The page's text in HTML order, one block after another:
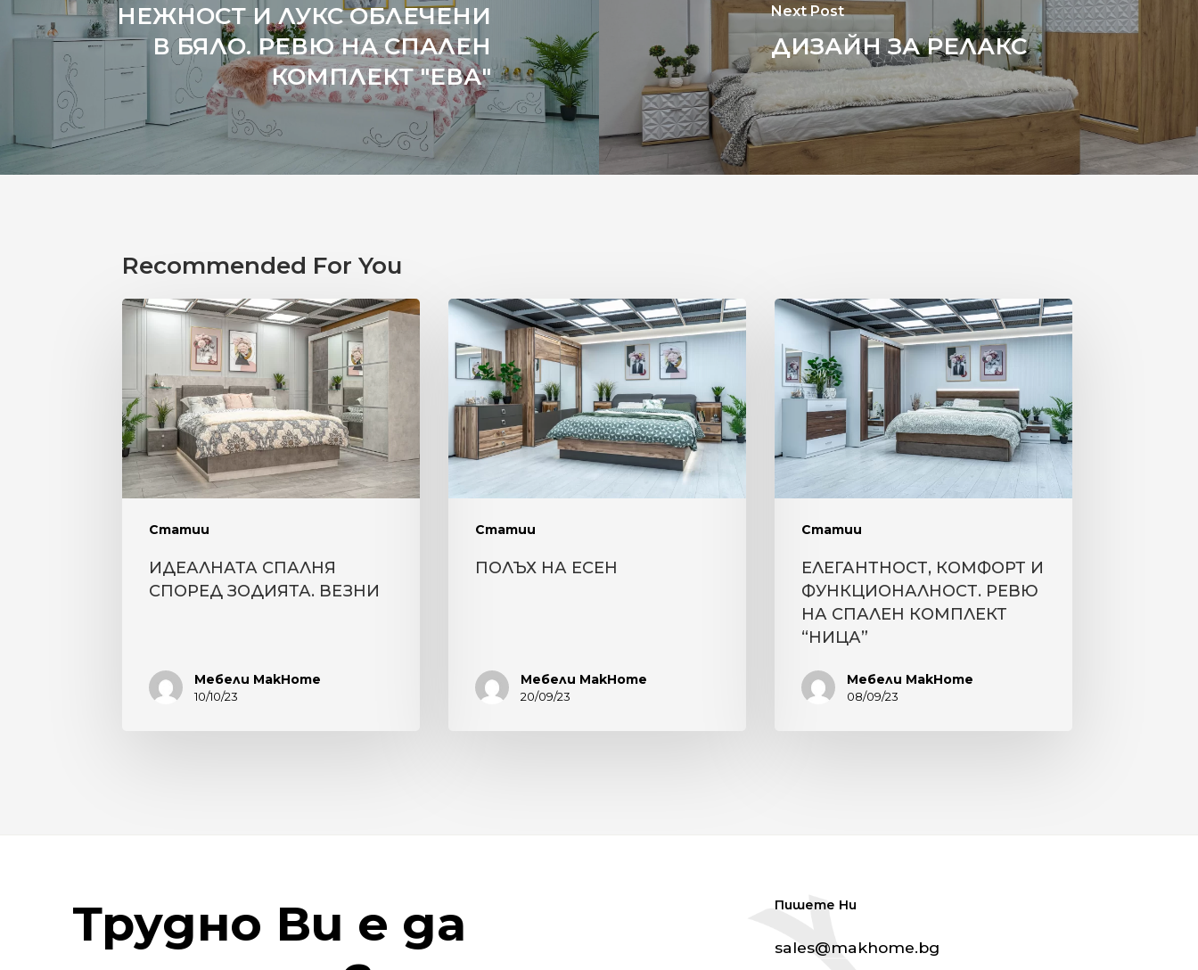
НЕЖНОСТ И ЛУКС ОБЛЕЧЕНИ
В БЯЛО. РЕВЮ НА СПАЛЕН
КОМПЛЕКТ "ЕВА"
Next Post
ДИЗАЙН ЗА РЕЛАКС
Recommended For You
Статии
ИДЕАЛНАТА
ЗОДИЯТА.
ВЕЗНИ
ИДЕАЛНАТА СПАЛНЯ
СПОРЕД ЗОДИЯТА. ВЕЗНИ
Мебели MakHome
10/10/23
Статии
ПОЛЪХ
ЕСЕН
ПОЛЪХ НА ЕСЕН
Мебели MakHome
20/09/23
Статии
ЕЛЕГАНТНОСТ,
КОМФОРТ
ФУНКЦИОНАЛНОСТ.
РЕВЮ
СПАЛЕН
КОМПЛЕКТ
“НИЦА”
ЕЛЕГАНТНОСТ, КОМФОРТ И
ФУНКЦИОНАЛНОСТ. РЕВЮ
НА СПАЛЕН КОМПЛЕКТ
“НИЦА”
Мебели MakHome
08/09/23
Трудно Ви е да
Пишете Ни
sales@makhome.bg